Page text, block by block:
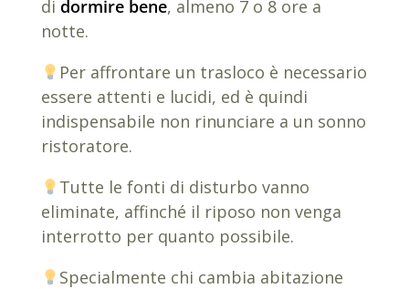
di dormire bene, almeno 7 o 8 ore a
notte.
Per affrontare un trasloco è necessario
essere attenti e lucidi, ed è quindi
indispensabile non rinunciare a un sonno
ristoratore.
Tutte le fonti di disturbo vanno
eliminate, affinché il riposo non venga
interrotto per quanto possibile.
Specialmente chi cambia abitazione